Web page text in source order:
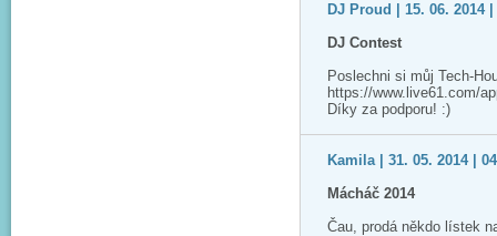
DJ Proud | 15. 06. 2014 |
DJ Contest
Poslechni si můj Tech-
https://www.live61.com/
Díky za podporu! :)
Kamila | 31. 05. 2014 |
Mácháč 2014
Čau, prodá někdo lístek